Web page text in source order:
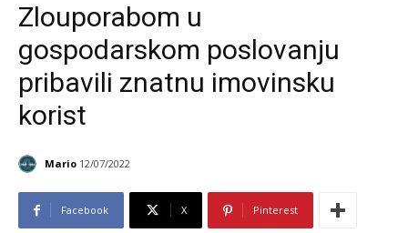
Zlouporabom u
gospodarskom poslovanju
pribavili znatnu imovinsku
korist
Mario 12/07/2022
Facebook X Pinterest